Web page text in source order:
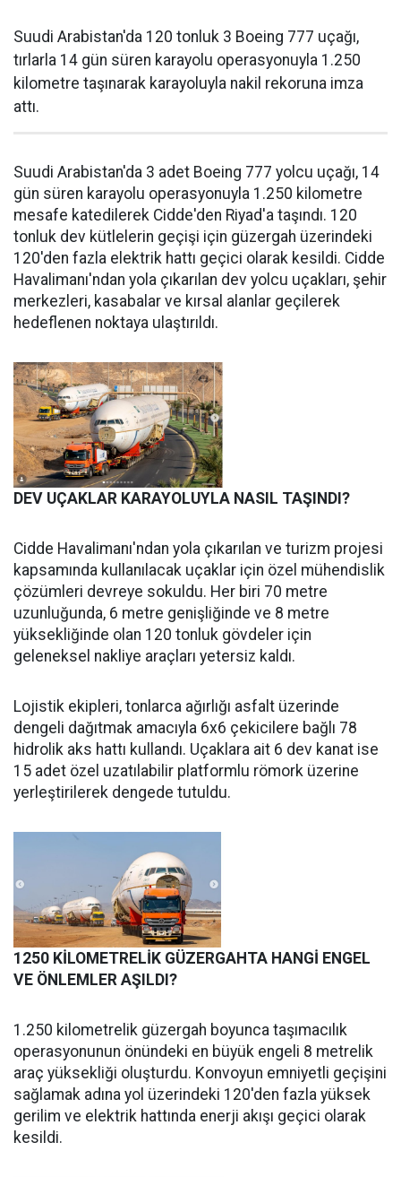
Suudi Arabistan'da 120 tonluk 3 Boeing 777 uçağı,
tırlarla 14 gün süren karayolu operasyonuyla 1.250
kilometre taşınarak karayoluyla nakil rekoruna imza
attı.
Suudi Arabistan'da 3 adet Boeing 777 yolcu uçağı, 14
gün süren karayolu operasyonuyla 1.250 kilometre
mesafe katedilerek Cidde'den Riyad'a taşındı. 120
tonluk dev kütlelerin geçişi için güzergah üzerindeki
120'den fazla elektrik hattı geçici olarak kesildi. Cidde
Havalimanı'ndan yola çıkarılan dev yolcu uçakları, şehir
merkezleri, kasabalar ve kırsal alanlar geçilerek
hedeflenen noktaya ulaştırıldı.
DEV UÇAKLAR KARAYOLUYLA NASIL TAŞINDI?
Cidde Havalimanı'ndan yola çıkarılan ve turizm projesi
kapsamında kullanılacak uçaklar için özel mühendislik
çözümleri devreye sokuldu. Her biri 70 metre
uzunluğunda, 6 metre genişliğinde ve 8 metre
yüksekliğinde olan 120 tonluk gövdeler için
geleneksel nakliye araçları yetersiz kaldı.
Lojistik ekipleri, tonlarca ağırlığı asfalt üzerinde
dengeli dağıtmak amacıyla 6x6 çekicilere bağlı 78
hidrolik aks hattı kullandı. Uçaklara ait 6 dev kanat ise
15 adet özel uzatılabilir platformlu römork üzerine
yerleştirilerek dengede tutuldu.
1250 KİLOMETRELİK GÜZERGAHTA HANGİ ENGEL
VE ÖNLEMLER AŞILDI?
1.250 kilometrelik güzergah boyunca taşımacılık
operasyonunun önündeki en büyük engeli 8 metrelik
araç yüksekliği oluşturdu. Konvoyun emniyetli geçişini
sağlamak adına yol üzerindeki 120'den fazla yüksek
gerilim ve elektrik hattında enerji akışı geçici olarak
kesildi.